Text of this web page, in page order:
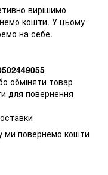
вирішимо
кошти. У цьому
на себе.
обміняти товар
для повернення
ми повернемо кошти